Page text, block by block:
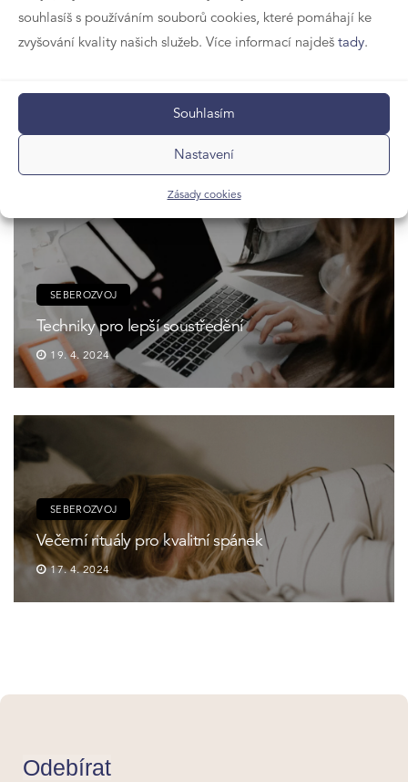
souhlasíš s používáním souborů cookies, které pomáhají ke
zvyšování kvality našich služeb. Více informací najdeš tady.
Souhlasím
Nastavení
Zásady cookies
5 způsobů, jak posílit svoji paměť
SEBEROZVOJ
Techniky pro lepší soustředění
19. 4. 2024
SEBEROZVOJ
Večerní rituály pro kvalitní spánek
17. 4. 2024
Odebírat